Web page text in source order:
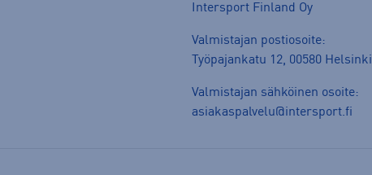
Intersport Finland Oy
Valmistajan postiosoite:
Työpajankatu 12, 00580 Helsinki
Valmistajan sähköinen osoite:
asiakaspalvelu@intersport.fi